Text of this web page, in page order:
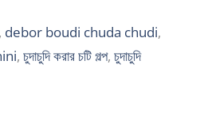
, debor boudi chuda chudi,
, চুদাচুদি করার চটি গল্প, চুদাচুদি